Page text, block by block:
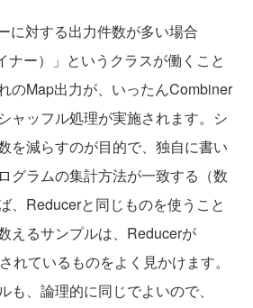
に対する出力件数が多い場合
ナー）」というクラスが働くこと
のMap出力が、いったんCombiner
ャッフル処理が実施されます。シ
を減らすのが目的で、独自に書い
グラムの集計方法が一致する（数
、Reducerと同じものを使うこと
えるサンプルは、Reducerが
れているものをよく見かけます。
も、論理的に同じでよいので、